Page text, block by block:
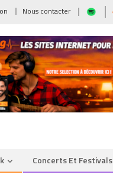
Nous contacter
Concerts Et Festivals